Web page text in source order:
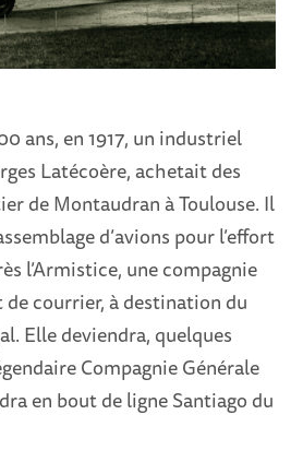
ans, en 1917, un industriel
Latécoère, achetait des
de Montaudran à Toulouse. Il
d’avions pour l’effort
l’Armistice, une compagnie
courrier, à destination du
Elle deviendra, quelques
Compagnie Générale
en bout de ligne Santiago du